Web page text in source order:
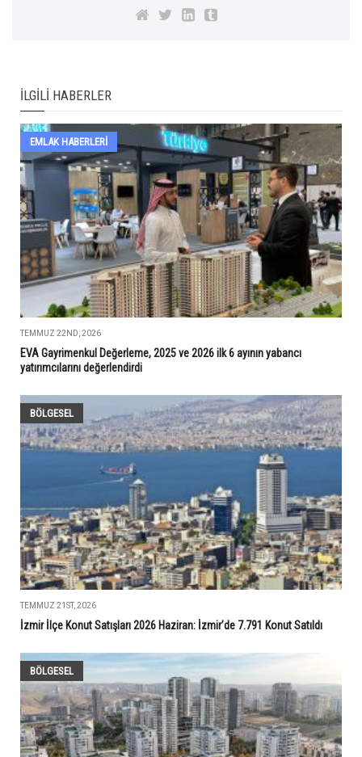
İLGILI HABERLER
EMLAK HABERLERI
TEMMUZ 22ND, 2026
EVA Gayrimenkul Değerleme, 2025 ve 2026 ilk 6 ayının yabancı
yatırımcılarını değerlendirdi
BÖLGESEL
TEMMUZ 21ST, 2026
İzmir İlçe Konut Satışları 2026 Haziran: İzmir’de 7.791 Konut Satıldı
BÖLGESEL